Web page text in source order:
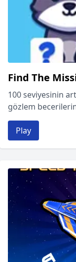
Find The
100 seviyesinin
gözlem
Play